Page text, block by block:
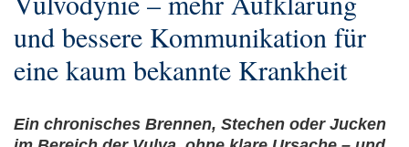
und bessere Kommunikation für
eine kaum bekannte Krankheit
Ein chronisches Brennen, Stechen oder Jucken